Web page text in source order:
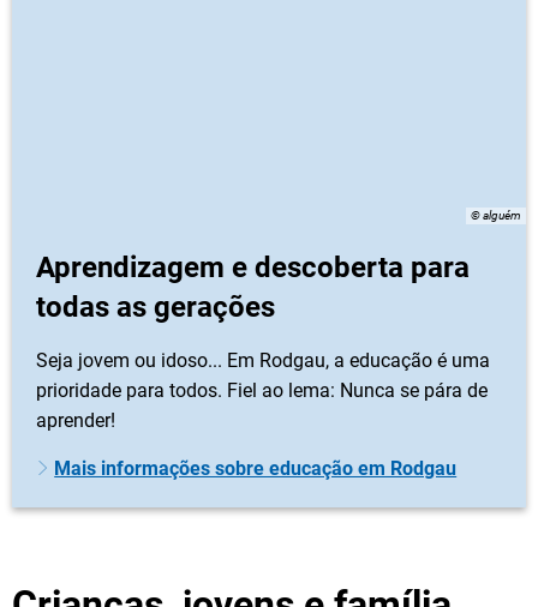
© alguém
Aprendizagem e descoberta para
todas as gerações
Seja jovem ou idoso... Em Rodgau, a educação é uma
prioridade para todos. Fiel ao lema: Nunca se pára de
aprender!
Mais informações sobre educação em Rodgau